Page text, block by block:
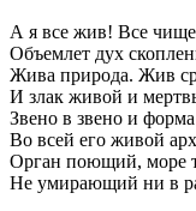
А я все жив! Все
Объемлет дух
Жива природа. Жив
И злак живой и
Звено в звено и
Во всей его живой
Орган поющий, море
Не умирающий ни в